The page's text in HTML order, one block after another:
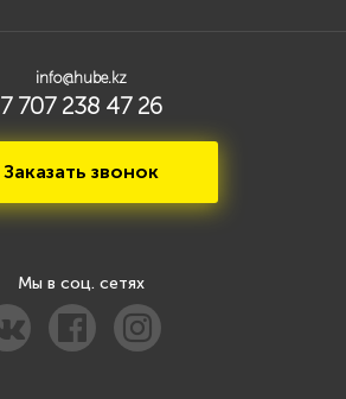
info@hube.kz
7 707 238 47 26
Заказать звонок
Мы в соц. сетях